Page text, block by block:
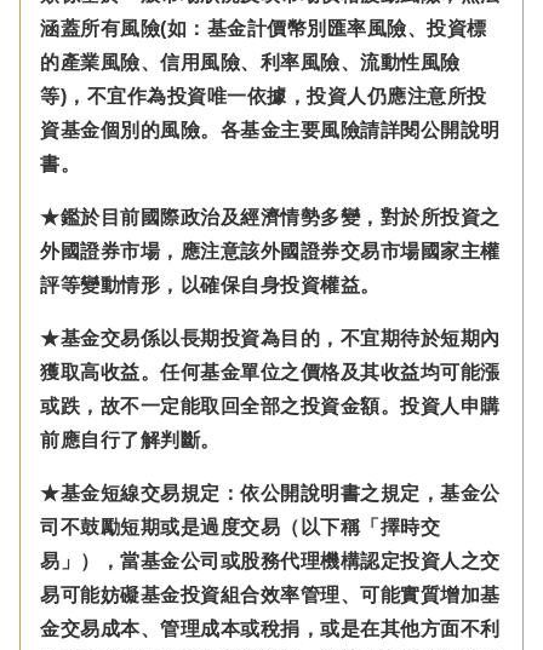
涵蓋所有風險(如：基金計價幣別匯率風險、投資標
的產業風險、信用風險、利率風險、流動性風險
等)，不宜作為投資唯一依據，投資人仍應注意所投
資基金個別的風險。各基金主要風險請詳閱公開說明
書。
★鑑於目前國際政治及經濟情勢多變，對於所投資之
外國證券市場，應注意該外國證券交易市場國家主權
評等變動情形，以確保自身投資權益。
★基金交易係以長期投資為目的，不宜期待於短期內
獲取高收益。任何基金單位之價格及其收益均可能漲
或跌，故不一定能取回全部之投資金額。投資人申購
前應自行了解判斷。
★基金短線交易規定：依公開說明書之規定，基金公
司不鼓勵短期或是過度交易（以下稱「擇時交
易」），當基金公司或股務代理機構認定投資人之交
易可能妨礙基金投資組合效率管理、可能實質增加基
金交易成本、管理成本或稅捐，或是在其他方面不利